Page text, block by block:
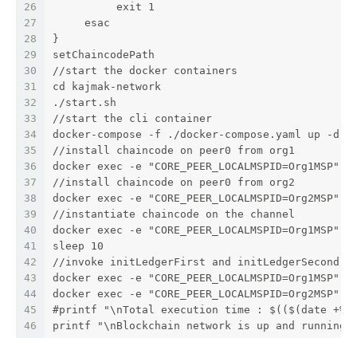
26
27
28
29
30
31
32
33
34
35
36
37
38
39
40
41
42
43
44
45
46
          exit 1
     esac
}
setChaincodePath
//start the docker containers
cd kajmak-network
./start.sh
//start the cli container
docker-compose -f ./docker-compose.yaml up -d
//install chaincode on peer0 from org1
docker exec -e
//install chaincode on peer0 from org2
docker exec -e
//instantiate chaincode on the channel
docker exec -e
sleep 10
//invoke initLedgerFirst and initLedgerSecond
docker exec -e
docker exec -e
#printf "\nTotal execution time : $(($(date
printf "\nBlockchain network is up and